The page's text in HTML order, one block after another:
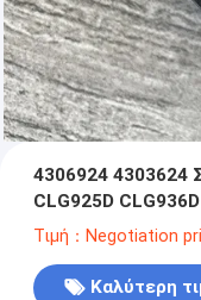
4306924 4303624
CLG925D
Τιμή：Negotiation
Καλύτερη